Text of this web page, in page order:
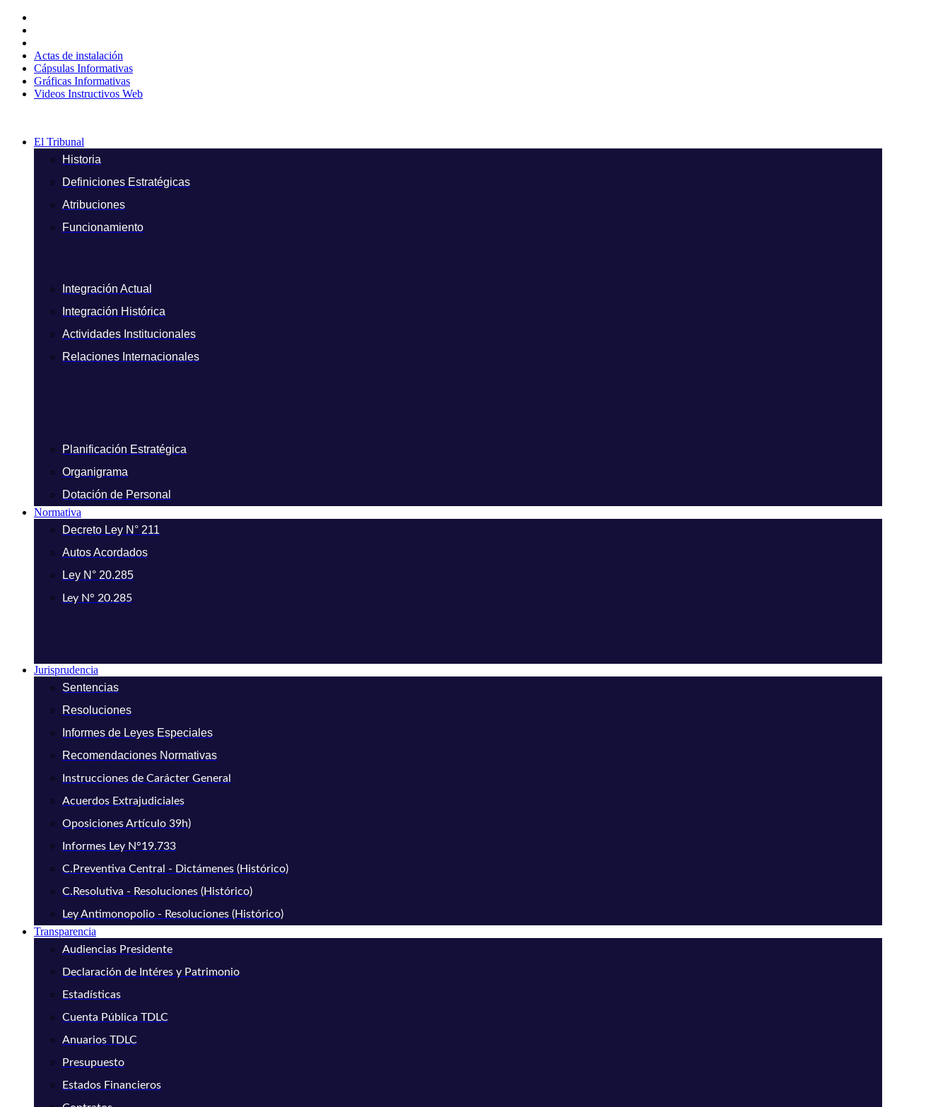
contenido
Actas de instalación
Cápsulas Informativas
Gráficas Informativas
Videos Instructivos Web
El Tribunal
Historia
Definiciones Estratégicas
Atribuciones
Funcionamiento
Integración Actual
Integración Histórica
Actividades Institucionales
Relaciones Internacionales
Planificación Estratégica
Organigrama
Dotación de Personal
Normativa
Decreto Ley N° 211
Autos Acordados
Ley N° 20.285
Ley N° 20.285
Jurisprudencia
Sentencias
Resoluciones
Informes de Leyes Especiales
Recomendaciones Normativas
Instrucciones de Carácter General
Acuerdos Extrajudiciales
Oposiciones Artículo 39h)
Informes Ley N°19.733
C.Preventiva Central - Dictámenes (Histórico)
C.Resolutiva - Resoluciones (Histórico)
Ley Antimonopolio - Resoluciones (Histórico)
Transparencia
Audiencias Presidente
Declaración de Intéres y Patrimonio
Estadísticas
Cuenta Pública TDLC
Anuarios TDLC
Presupuesto
Estados Financieros